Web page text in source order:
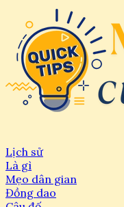
Lịch sử
Là gì
Mẹo dân gian
Đồng dao